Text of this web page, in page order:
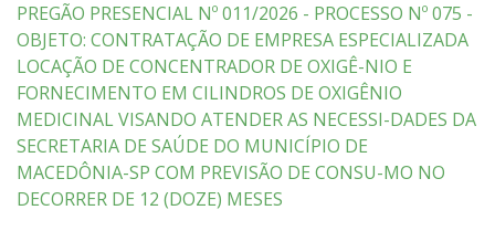
PREGÃO PRESENCIAL Nº 011/2026 - PROCESSO Nº 075 -
OBJETO: CONTRATAÇÃO DE EMPRESA ESPECIALIZADA
LOCAÇÃO DE CONCENTRADOR DE OXIGÊ-NIO E
FORNECIMENTO EM CILINDROS DE OXIGÊNIO
MEDICINAL VISANDO ATENDER AS NECESSI-DADES DA
SECRETARIA DE SAÚDE DO MUNICÍPIO DE
MACEDÔNIA-SP COM PREVISÃO DE CONSU-MO NO
DECORRER DE 12 (DOZE) MESES